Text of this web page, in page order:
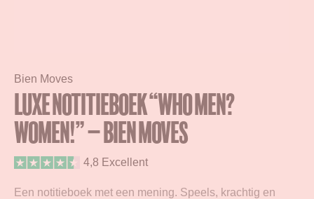
Bien Moves
Luxe notitieboek “Who Men?
Women!” – BIEN moves
4,8 Excellent
Een notitieboek met een mening. Speels, krachtig en